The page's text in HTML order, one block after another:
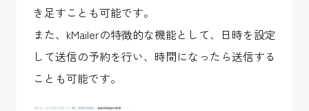
き足すことも可能です。
また、kMailerの特徴的な機能として、日時を設定
して送信の予約を行い、時間になったら送信する
ことも可能です。